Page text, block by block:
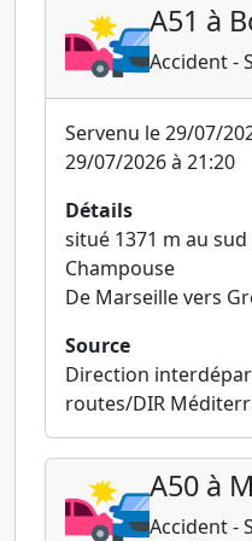
A51 à
Accident -
Servenu le 29/07/
29/07/2026 à 21:20
Détails
situé 1371 m au
Champouse
De Marseille vers
Source
Direction
routes/DIR
A50 à
Accident -